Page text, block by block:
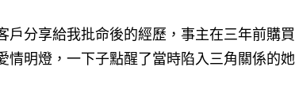
戶分享給我批命後的經歷，事主在三年前購
情明燈，一下子點醒了當時陷入三角關係的她